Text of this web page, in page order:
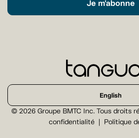
Je m'abonne
© 2026 Groupe BMTC Inc. Tous droits
confidentialité
Politique
English